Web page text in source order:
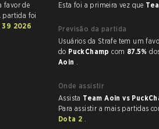
favor de
partida foi
39 2026
Esta foi a primeira vez que
Previsão da partida
Usuários da Strafe tem um favorito absoluto para a partida, e preveem a vitória
do PuckChampcom 87.5%
Aoin .
Onde assistir
Assista Team Aoin vs
Para assistir a mais partidas
Dota 2 .